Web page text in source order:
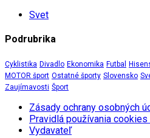
Svet
Podrubrika
Cyklistika Divadlo Ekonomika Futbal
MOTOR šport Ostatné športy Slovensko
Zaujímavosti Šport
Zásady ochrany osobných
Pravidlá používania
Vydavateľ